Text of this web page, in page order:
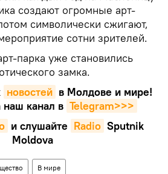
создают огромные арт-
символически сжигают,
сотни зрителей.
парка уже становились
замка.
новостей в Молдове и мире!
канал в Telegram>>>
и слушайте Radio Sputnik
Moldova
В мире